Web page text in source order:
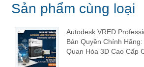
Sản phẩm cùng loại
Autodesk VRED
Bản Quyền Chính
Quan Hóa 3D Cao Cấp